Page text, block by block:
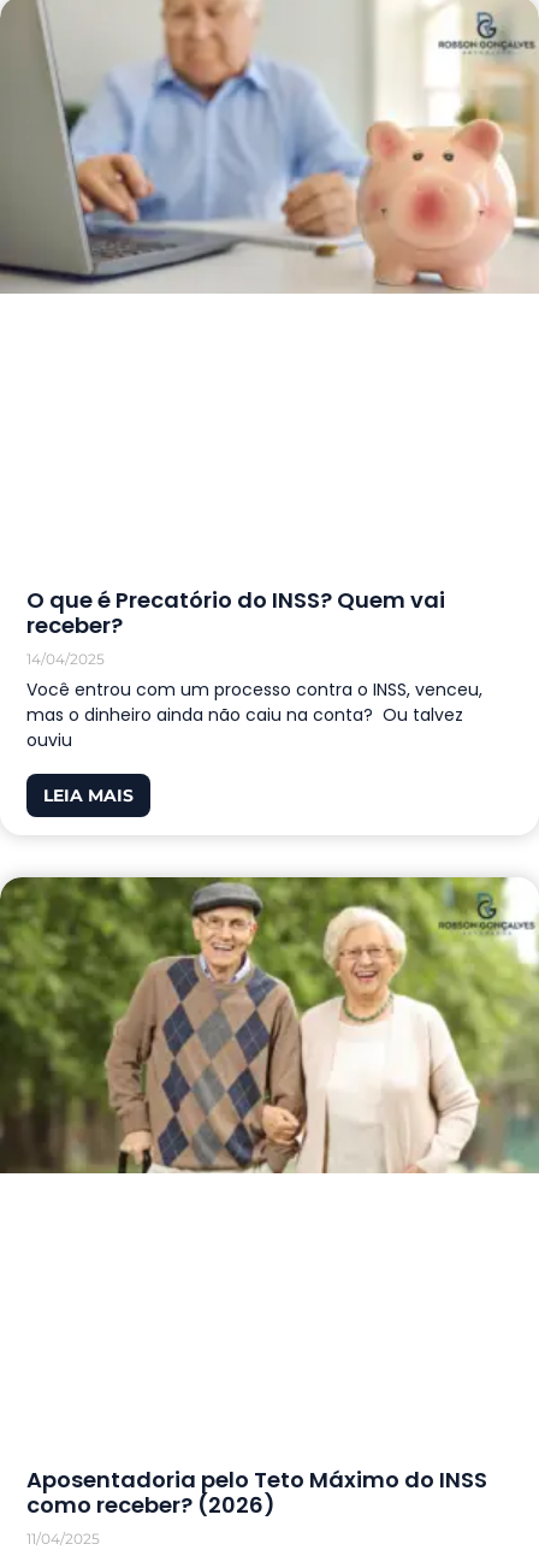
O que é Precatório do INSS? Quem vai
receber?
14/04/2025
Você entrou com um processo contra o INSS, venceu,
mas o dinheiro ainda não caiu na conta? Ou talvez
ouviu
LEIA MAIS
Aposentadoria pelo Teto Máximo do INSS
como receber? (2026)
11/04/2025